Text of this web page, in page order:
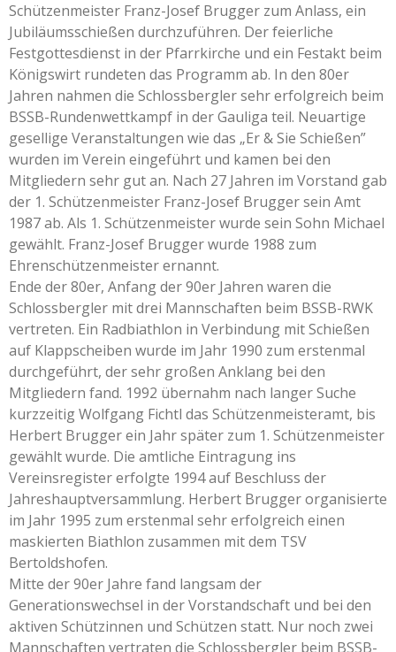
Schützenmeister Franz-Josef Brugger zum Anlass, ein
Jubiläumsschießen durchzuführen. Der feierliche
Festgottesdienst in der Pfarrkirche und ein Festakt beim
Königswirt rundeten das Programm ab. In den 80er
Jahren nahmen die Schlossbergler sehr erfolgreich beim
BSSB-Rundenwettkampf in der Gauliga teil. Neuartige
gesellige Veranstaltungen wie das „Er & Sie Schießen”
wurden im Verein eingeführt und kamen bei den
Mitgliedern sehr gut an. Nach 27 Jahren im Vorstand gab
der 1. Schützenmeister Franz-Josef Brugger sein Amt
1987 ab. Als 1. Schützenmeister wurde sein Sohn Michael
gewählt. Franz-Josef Brugger wurde 1988 zum
Ehrenschützenmeister ernannt.
Ende der 80er, Anfang der 90er Jahren waren die
Schlossbergler mit drei Mannschaften beim BSSB-RWK
vertreten. Ein Radbiathlon in Verbindung mit Schießen
auf Klappscheiben wurde im Jahr 1990 zum erstenmal
durchgeführt, der sehr großen Anklang bei den
Mitgliedern fand. 1992 übernahm nach langer Suche
kurzzeitig Wolfgang Fichtl das Schützenmeisteramt, bis
Herbert Brugger ein Jahr später zum 1. Schützenmeister
gewählt wurde. Die amtliche Eintragung ins
Vereinsregister erfolgte 1994 auf Beschluss der
Jahreshauptversammlung. Herbert Brugger organisierte
im Jahr 1995 zum erstenmal sehr erfolgreich einen
maskierten Biathlon zusammen mit dem TSV
Bertoldshofen.
Mitte der 90er Jahre fand langsam der
Generationswechsel in der Vorstandschaft und bei den
aktiven Schützinnen und Schützen statt. Nur noch zwei
Mannschaften vertraten die Schlossbergler beim BSSB-